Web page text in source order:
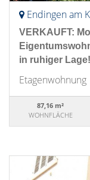
Endingen am
VERKAUFT:
in ruhiger Lage!
Etagenwohnung
87,16 m²
WOHNFLÄCHE